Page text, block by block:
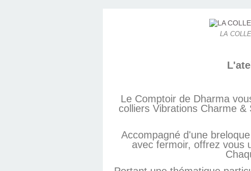
LA
Le Comptoir de Dharma
colliers Vibrations Charme
Accompagné d'une
avec fermoir, offrez vous